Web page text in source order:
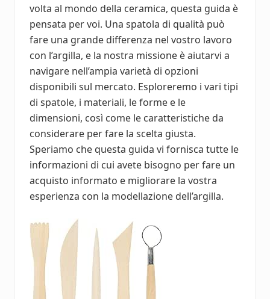
volta al mondo della ceramica, questa guida è
pensata per voi. Una spatola di qualità può
fare una grande differenza nel vostro lavoro
con l’argilla, e la nostra missione è aiutarvi a
navigare nell’ampia varietà di opzioni
disponibili sul mercato. Esploreremo i vari tipi
di spatole, i materiali, le forme e le
dimensioni, così come le caratteristiche da
considerare per fare la scelta giusta.
Speriamo che questa guida vi fornisca tutte le
informazioni di cui avete bisogno per fare un
acquisto informato e migliorare la vostra
esperienza con la modellazione dell’argilla.